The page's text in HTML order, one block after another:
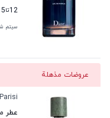
12تا
سيتم شحن
عروضات مذهلة
عطر